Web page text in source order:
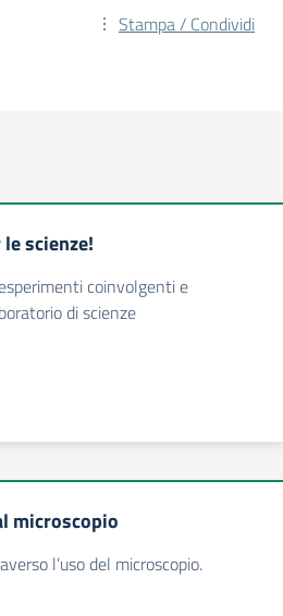
Stampa / Condividi
scienze!
coinvolgenti e
di scienze
microscopio
l’uso del microscopio.